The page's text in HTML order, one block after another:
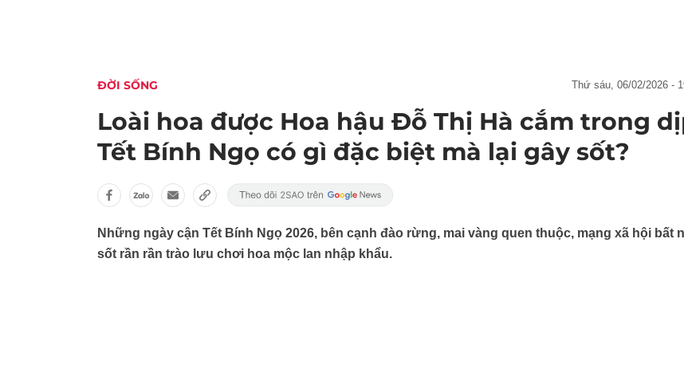
ĐỜI SỐNG thứ sáu, 06/02/2026 -
Loài hoa được Hoa hậu Đỗ Thị Hà cắm trong
Tết Bính Ngọ có gì đặc biệt mà lại gây sốt?
Những ngày cận Tết Bính Ngọ 2026, bên cạnh đào rừng, mai vàng quen thuộc, mạng xã hội bất
sốt rần rần trào lưu chơi hoa mộc lan nhập khẩu.